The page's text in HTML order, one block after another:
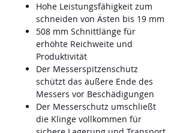
Hohe Leistungsfähigkeit zum
schneiden von Ästen bis 19 mm
508 mm Schnittlänge für
erhöhte Reichweite und
Produktivität
Der Messerspitzenschutz
schützt das äußere Ende des
Messers vor Beschädigungen
Der Messerschutz umschließt
die Klinge vollkommen für